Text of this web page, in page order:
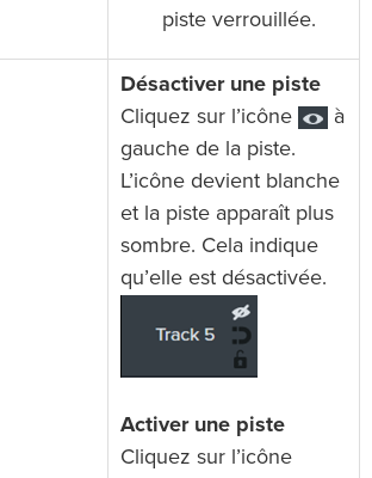
piste verrouillée.
Désactiver une piste
Cliquez sur l’icône
à
gauche de la piste.
L’icône devient blanche
et la piste apparaît plus
sombre. Cela indique
qu’elle est désactivée.
Activer une piste
Cliquez sur l’icône